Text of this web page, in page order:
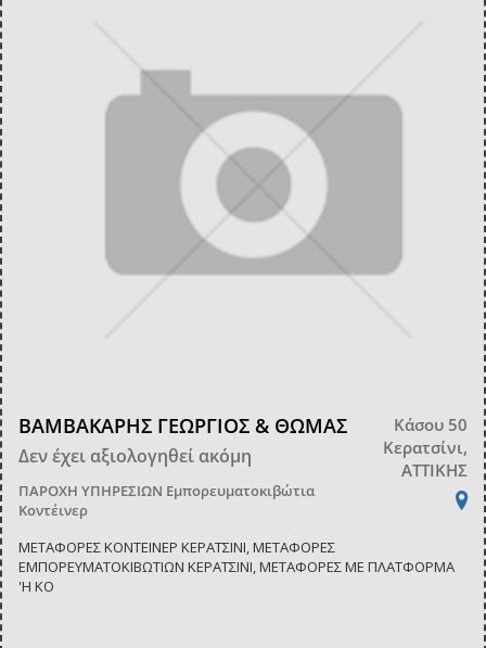
ΒΑΜΒΑΚΑΡΗΣ ΓΕΩΡΓΙΟΣ & ΘΩΜΑΣ
Δεν έχει αξιολογηθεί ακόμη
ΠΑΡΟΧΗ ΥΠΗΡΕΣΙΩΝ Εμπορευματοκιβώτια
Κοντέινερ
Κάσου 50
Κερατσίνι,
ΑΤΤΙΚΗΣ
ΜΕΤΑΦΟΡΕΣ ΚΟΝΤΕΙΝΕΡ ΚΕΡΑΤΣΙΝΙ, ΜΕΤΑΦΟΡΕΣ
ΕΜΠΟΡΕΥΜΑΤΟΚΙΒΩΤΙΩΝ ΚΕΡΑΤΣΙΝΙ, ΜΕΤΑΦΟΡΕΣ ΜΕ ΠΛΑΤΦΟΡΜΑ
'Η ΚΟ